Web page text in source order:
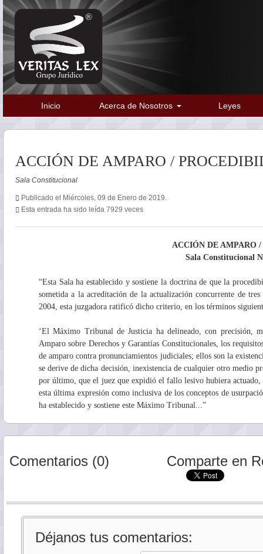
Inicio Acerca de Nosotros Leyes
ACCIÓN DE AMPARO /
Sala Constitucional
Publicado el Miércoles, 09 de Enero de 2019.
Esta entrada ha sido leída 7929 veces
ACCIÓN DE AMPARO
Sala Constitucional
“Esta Sala ha establecido y sostiene la doctrina de que la
sometida a la acreditación de la actualización concurrente de
2004, esta juzgadora ratificó dicho criterio, en los términos
‘El Máximo Tribunal de Justicia ha delineado, con precisión,
Amparo sobre Derechos y Garantías Constitucionales, los
de amparo contra pronunciamientos judiciales; ellos son la
se derive de dicha decisión, inexistencia de cualquier otro
por último, que el juez que expidió el fallo lesivo hubiera
esta última expresión como inclusiva de los conceptos de
ha establecido y sostiene este Máximo Tribunal...”
Comentarios (0) Comparte en
Déjanos tus comentarios: